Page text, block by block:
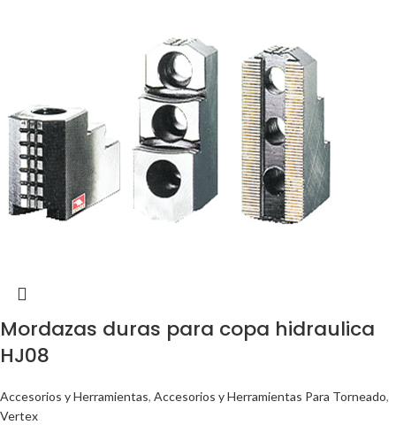
Mordazas duras para copa hidraulica
HJ08
Accesorios y Herramientas, Accesorios y Herramientas Para Torneado,
Vertex